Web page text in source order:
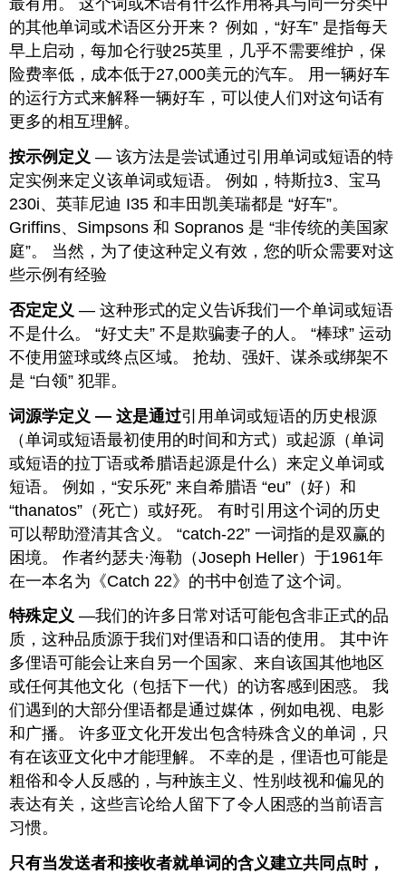
最有用。 这个词或术语有什么作用将其与同一分类中
的其他单词或术语区分开来？ 例如，“好车” 是指每天
早上启动，每加仑行驶25英里，几乎不需要维护，保
险费率低，成本低于27,000美元的汽车。 用一辆好车
的运行方式来解释一辆好车，可以使人们对这句话有
更多的相互理解。
按示例定义 — 该方法是尝试通过引用单词或短语的特
定实例来定义该单词或短语。 例如，特斯拉3、宝马
230i、英菲尼迪 I35 和丰田凯美瑞都是 “好车”。
Griffins、Simpsons 和 Sopranos 是 “非传统的美国家
庭”。 当然，为了使这种定义有效，您的听众需要对这
些示例有经验
否定定义 — 这种形式的定义告诉我们一个单词或短语
不是什么。 “好丈夫” 不是欺骗妻子的人。 “棒球” 运动
不使用篮球或终点区域。 抢劫、强奸、谋杀或绑架不
是 “白领” 犯罪。
词源学定义 — 这是通过引用单词或短语的历史根源
（单词或短语最初使用的时间和方式）或起源（单词
或短语的拉丁语或希腊语起源是什么）来定义单词或
短语。 例如，“安乐死” 来自希腊语 “eu”（好）和
“thanatos”（死亡）或好死。 有时引用这个词的历史
可以帮助澄清其含义。 “catch-22” 一词指的是双赢的
困境。 作者约瑟夫·海勒（Joseph Heller）于1961年
在一本名为《Catch 22》的书中创造了这个词。
特殊定义 —我们的许多日常对话可能包含非正式的品
质，这种品质源于我们对俚语和口语的使用。 其中许
多俚语可能会让来自另一个国家、来自该国其他地区
或任何其他文化（包括下一代）的访客感到困惑。 我
们遇到的大部分俚语都是通过媒体，例如电视、电影
和广播。 许多亚文化开发出包含特殊含义的单词，只
有在该亚文化中才能理解。 不幸的是，俚语也可能是
粗俗和令人反感的，与种族主义、性别歧视和偏见的
表达有关，这些言论给人留下了令人困惑的当前语言
习惯。
只有当发送者和接收者就单词的含义建立共同点时，